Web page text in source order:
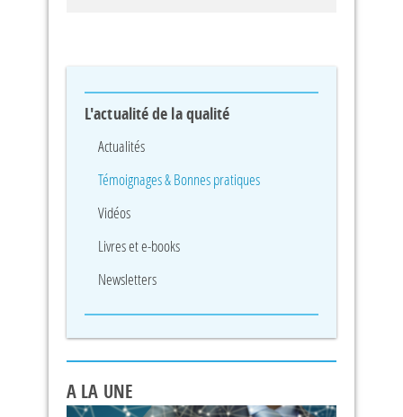
L'actualité de la qualité
Actualités
Témoignages & Bonnes pratiques
Vidéos
Livres et e-books
Newsletters
A LA UNE